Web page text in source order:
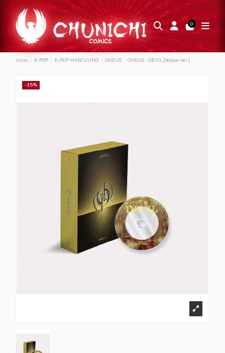
0
Inicio K-POP K-POP MASCULINO ONEUS ONEUS - DEVIL [Yellow Ver.]
-15%